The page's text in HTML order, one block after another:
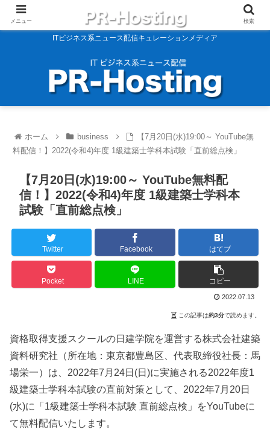
ITビジネス系ニュース配信キュレーションメディア
ホーム business
【7月20日(水)19:00～ YouTube無
料配信！】2022(令和4)年度 1級建築士学科本試験「直前総点検」
【7月20日(水)19:00～ YouTube無料配
信！】2022(令和4)年度 1級建築士学科本
試験「直前総点検」
Twitter Facebook はてブ
Pocket LINE コピー
2022.07.13
この記事は約3分で読めます。
資格取得支援スクールの日建学院を運営する株式会社建築
資料研究社（所在地：東京都豊島区、代表取締役社長：馬
場栄一）は、2022年7月24日(日)に実施される2022年度1
級建築士学科本試験の直前対策として、2022年7月20日
(水)に「1級建築士学科本試験 直前総点検」をYouTubeに
て無料配信いたします。
メニュー 検索